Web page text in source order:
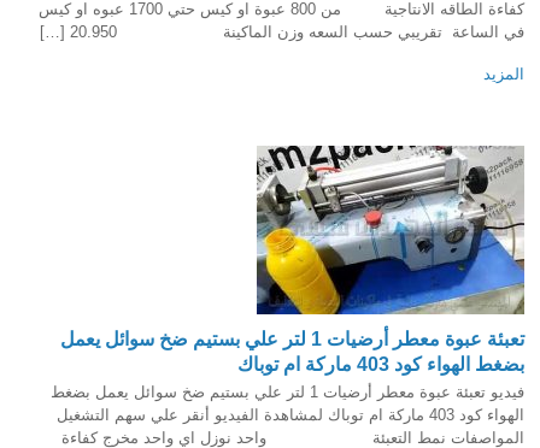
كفاءة الطاقه الانتاجية من 800 عبوة او كيس حتي 1700 عبوه او كيس
في الساعة تقريبي حسب السعه وزن الماكينة 20.950 […]
المزيد
تعبئة عبوة معطر أرضيات 1 لتر علي بستيم ضخ سوائل يعمل
بضغط الهواء كود 403 ماركة ام توباك
فيديو تعبئة عبوة معطر أرضيات 1 لتر علي بستيم ضخ سوائل يعمل بضغط
الهواء كود 403 ماركة ام توباك لمشاهدة الفيديو أنقر علي سهم التشغيل
المواصفات نمط التعبئة واحد نوزل اي واحد مخرج كفاءة